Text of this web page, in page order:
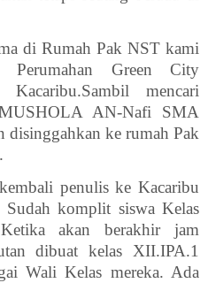
di Rumah Pak NST kami
Perumahan Green City
mencari
AN-Nafi SMA
disinggahkan ke rumah Pak
penulis ke Kacaribu
komplit siswa Kelas
akan berakhir jam
dibuat kelas XII.IPA.1
Wali Kelas mereka. Ada